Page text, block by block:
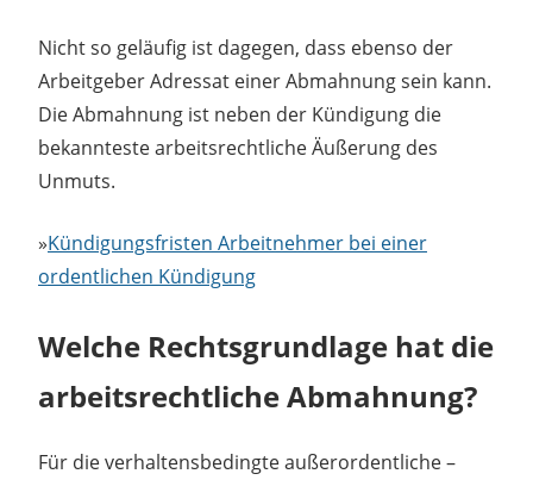
Nicht so geläufig ist dagegen, dass ebenso der
Arbeitgeber Adressat einer Abmahnung sein kann.
Die Abmahnung ist neben der Kündigung die
bekannteste arbeitsrechtliche Äußerung des
Unmuts.
»Kündigungsfristen Arbeitnehmer bei einer
ordentlichen Kündigung
Welche Rechtsgrundlage hat die
arbeitsrechtliche Abmahnung?
Für die verhaltensbedingte außerordentliche –